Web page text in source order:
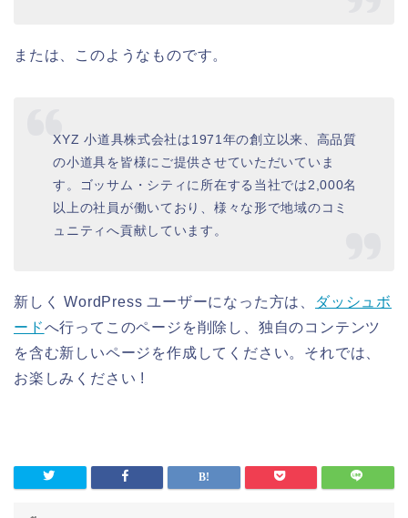
または、このようなものです。
XYZ 小道具株式会社は1971年の創立以来、高品質
の小道具を皆様にご提供させていただいていま
す。ゴッサム・シティに所在する当社では2,000名
以上の社員が働いており、様々な形で地域のコミ
ュニティへ貢献しています。
新しく WordPress ユーザーになった方は、
ダッシュボ
ードへ行ってこのページを削除し、独自のコンテンツ
を含む新しいページを作成してください。それでは、
お楽しみください !